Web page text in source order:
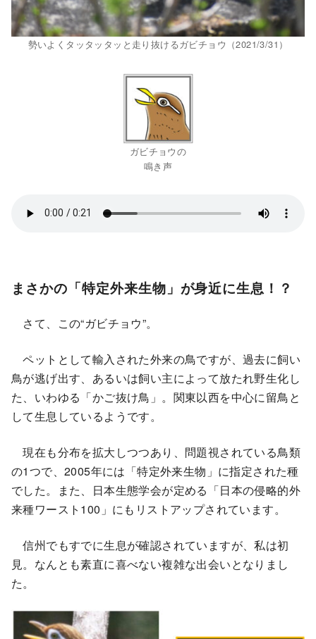
勢いよくタッタッタッと走り抜けるガビチョウ（2021/3/31）
ガビチョウの
鳴き声
まさかの「特定外来生物」が身近に生息！？
さて、この“ガビチョウ”。
ペットとして輸入された外来の鳥ですが、過去に飼い
鳥が逃げ出す、あるいは飼い主によって放たれ野生化し
た、いわゆる「かご抜け鳥」。関東以西を中心に留鳥と
して生息しているようです。
現在も分布を拡大しつつあり、問題視されている鳥類
の1つで、2005年には「特定外来生物」に指定された種
でした。また、日本生態学会が定める「日本の侵略的外
来種ワースト100」にもリストアップされています。
信州でもすでに生息が確認されていますが、私は初
見。なんとも素直に喜べない複雑な出会いとなりまし
た。